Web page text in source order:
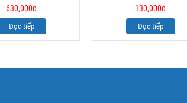
630,000₫
Đọc tiếp
130,000₫
Đọc tiếp